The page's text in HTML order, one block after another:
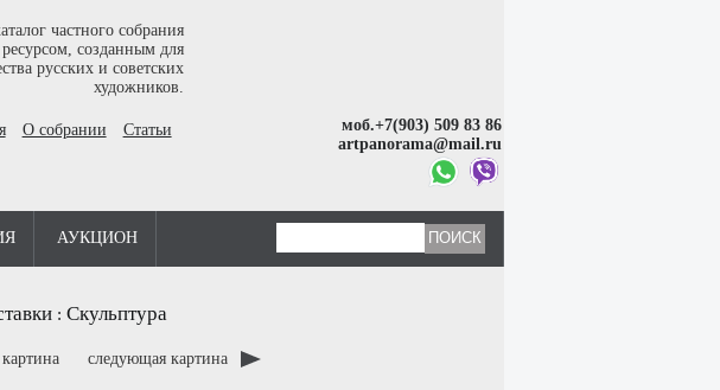
частного собрания
созданным для
русских и советских
художников.
О собрании Статьи
моб.+7(903) 509 83 86
artpanorama@mail.ru
АУКЦИОН
: Скульптура
следующая картина